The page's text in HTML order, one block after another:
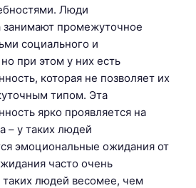
Люди
занимают промежуточное
социального и
при этом у них есть
которая не позволяет их
типом. Эта
ярко проявляется на
– у таких людей
эмоциональные ожидания от
часто очень
людей весомее, чем